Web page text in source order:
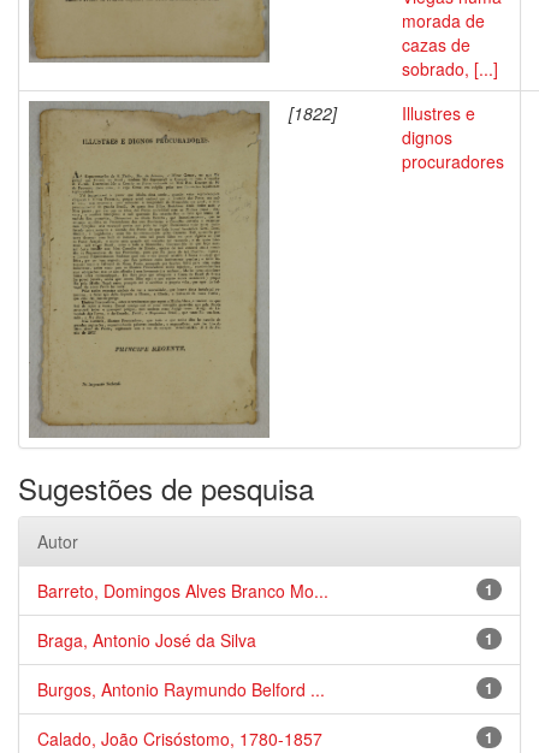
morada de
cazas de
sobrado, [...]
[1822]
Illustres e
dignos
procuradores
Sugestões de pesquisa
Autor
1
Barreto, Domingos Alves Branco Mo...
1
Braga, Antonio José da Silva
1
Burgos, Antonio Raymundo Belford ...
1
Calado, João Crisóstomo, 1780-1857